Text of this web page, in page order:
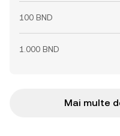
100 BND
1.000 BND
Mai multe